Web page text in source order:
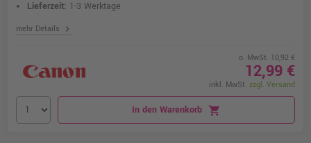
Lieferzeit: 1-3 Werktage
mehr Details chevron_right
o. MwSt. 10,92 €
12,99 €
inkl. MwSt. zzgl. Versand
In den Warenkorb shopping_cart